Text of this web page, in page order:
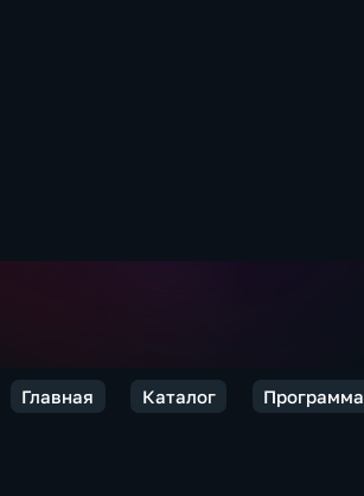
Главная Каталог Программа